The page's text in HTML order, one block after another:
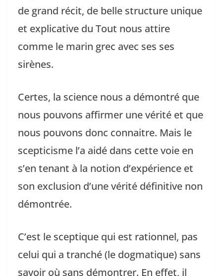
de grand récit, de belle structure unique
et explicative du Tout nous attire
comme le marin grec avec ses ses
sirènes.
Certes, la science nous a démontré que
nous pouvons affirmer une vérité et que
nous pouvons donc connaitre. Mais le
scepticisme l’a aidé dans cette voie en
s’en tenant à la notion d’expérience et
son exclusion d’une vérité définitive non
démontrée.
C’est le sceptique qui est rationnel, pas
celui qui a tranché (le dogmatique) sans
savoir où sans démontrer. En effet, il